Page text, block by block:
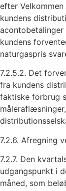
efter
kundens
acontobetalinger
kundens
naturgaspris
7.2.5.2. Det
fra kundens
faktiske forbrug
7.2.6. Afregning
7.2.7. Den
udgangspunkt i
måned, som